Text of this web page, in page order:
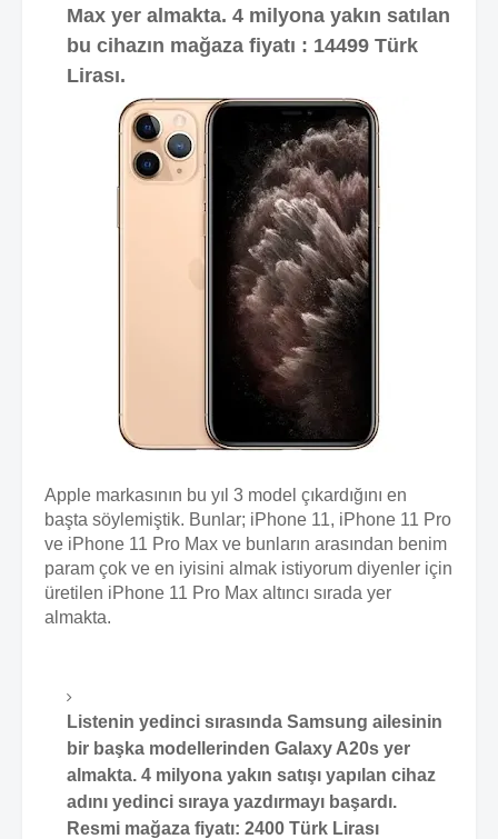
Max yer almakta. 4 milyona yakın satılan
bu cihazın mağaza fiyatı : 14499 Türk
Lirası.
Apple markasının bu yıl 3 model çıkardığını en
başta söylemiştik. Bunlar; iPhone 11, iPhone 11 Pro
ve iPhone 11 Pro Max ve bunların arasından benim
param çok ve en iyisini almak istiyorum diyenler için
üretilen iPhone 11 Pro Max altıncı sırada yer
almakta.
Listenin yedinci sırasında Samsung ailesinin
bir başka modellerinden Galaxy A20s yer
almakta. 4 milyona yakın satışı yapılan cihaz
adını yedinci sıraya yazdırmayı başardı.
Resmi mağaza fiyatı: 2400 Türk Lirası